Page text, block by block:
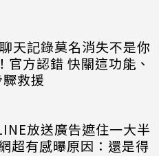
天記錄莫名消失不是你
官方認錯 快關這功能、
救援
放送廣告遮住一大半
超有感曝原因：還是得